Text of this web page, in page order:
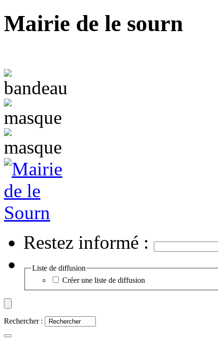
Mairie de le sourn
Restez informé :
Liste de diffusion
Créer une liste de diffusion
Rechercher :